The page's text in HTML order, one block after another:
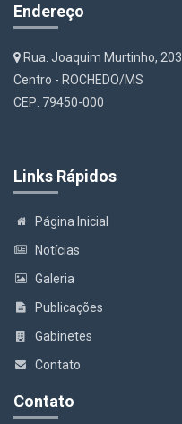
Endereço
Rua. Joaquim Murtinho, 203
Centro - ROCHEDO/MS
CEP: 79450-000
Links Rápidos
Página Inicial
Notícias
Galeria
Publicações
Gabinetes
Contato
Contato